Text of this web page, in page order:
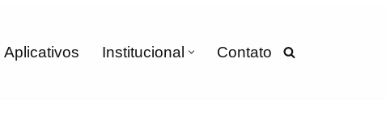
Aplicativos Institucional Contato